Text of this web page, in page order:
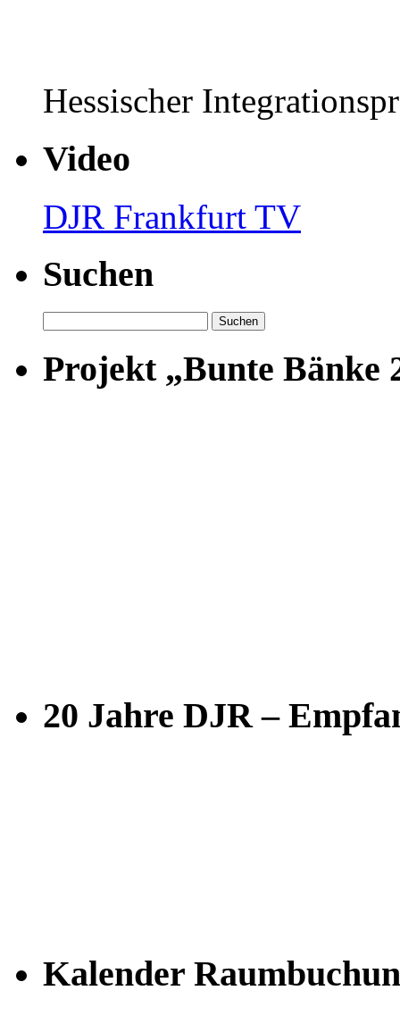
Hessischer
Video
DJR Frankfurt TV
Suchen
nach:
Projekt „Bunte Bänke
20 Jahre DJR –
Kalender